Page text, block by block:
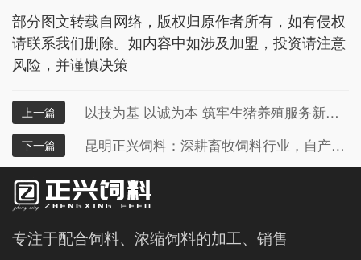
部分图文转载自网络，版权归原作者所有，如有侵权
请联系我们删除。如内容中如涉及加盟，投资请注意
风险，并谨慎决策
上一篇 以技为基 以诚为本 筑牢生猪养殖服务新标杆
下一篇 昆明正兴饲料：深耕畜牧饲料行业，自产自销铸品质，匠心护航养殖路
专注于配合饲料、浓缩饲料的加工、销售